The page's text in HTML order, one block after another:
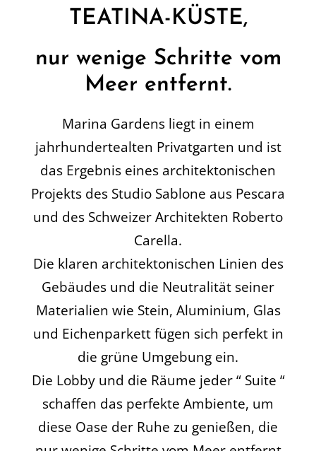
TEATINA-KÜSTE,
nur wenige Schritte vom
Meer entfernt.
Marina Gardens liegt in einem
jahrhundertealten Privatgarten und ist
das Ergebnis eines architektonischen
Projekts des Studio Sablone aus Pescara
und des Schweizer Architekten Roberto
Carella.
Die klaren architektonischen Linien des
Gebäudes und die Neutralität seiner
Materialien wie Stein, Aluminium, Glas
und Eichenparkett fügen sich perfekt in
die grüne Umgebung ein.
Die Lobby und die Räume jeder “ Suite “
schaffen das perfekte Ambiente, um
diese Oase der Ruhe zu genießen, die